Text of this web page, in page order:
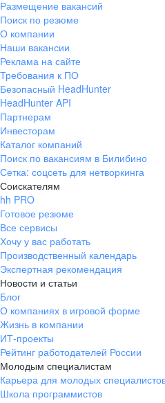
Размещение вакансий
Поиск по резюме
О компании
Наши вакансии
Реклама на сайте
Требования к ПО
Безопасный HeadHunter
HeadHunter API
Партнерам
Инвесторам
Каталог компаний
Поиск по вакансиям в Билибино
Сетка: соцсеть для нетворкинга
Соискателям
hh PRO
Готовое резюме
Все сервисы
Хочу у вас работать
Производственный календарь
Экспертная рекомендация
Новости и статьи
Блог
О компаниях в игровой форме
Жизнь в компании
ИТ-проекты
Рейтинг работодателей России
Молодым специалистам
Карьера для молодых
Школа программистов